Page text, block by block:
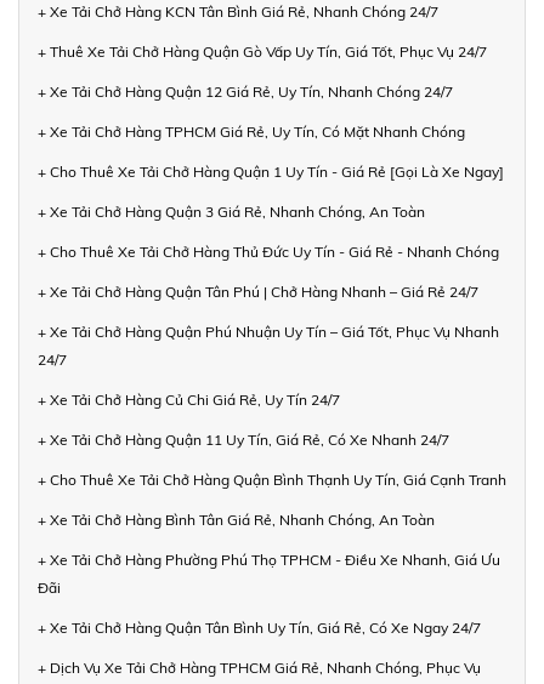
+ Xe Tải Chở Hàng KCN Tân Bình Giá Rẻ, Nhanh Chóng 24/7
+ Thuê Xe Tải Chở Hàng Quận Gò Vấp Uy Tín, Giá Tốt, Phục Vụ 24/7
+ Xe Tải Chở Hàng Quận 12 Giá Rẻ, Uy Tín, Nhanh Chóng 24/7
+ Xe Tải Chở Hàng TPHCM Giá Rẻ, Uy Tín, Có Mặt Nhanh Chóng
+ Cho Thuê Xe Tải Chở Hàng Quận 1 Uy Tín - Giá Rẻ [Gọi Là Xe Ngay]
+ Xe Tải Chở Hàng Quận 3 Giá Rẻ, Nhanh Chóng, An Toàn
+ Cho Thuê Xe Tải Chở Hàng Thủ Đức Uy Tín - Giá Rẻ - Nhanh Chóng
+ Xe Tải Chở Hàng Quận Tân Phú | Chở Hàng Nhanh – Giá Rẻ 24/7
+ Xe Tải Chở Hàng Quận Phú Nhuận Uy Tín – Giá Tốt, Phục Vụ Nhanh
24/7
+ Xe Tải Chở Hàng Củ Chi Giá Rẻ, Uy Tín 24/7
+ Xe Tải Chở Hàng Quận 11 Uy Tín, Giá Rẻ, Có Xe Nhanh 24/7
+ Cho Thuê Xe Tải Chở Hàng Quận Bình Thạnh Uy Tín, Giá Cạnh Tranh
+ Xe Tải Chở Hàng Bình Tân Giá Rẻ, Nhanh Chóng, An Toàn
+ Xe Tải Chở Hàng Phường Phú Thọ TPHCM - Điều Xe Nhanh, Giá Ưu
Đãi
+ Xe Tải Chở Hàng Quận Tân Bình Uy Tín, Giá Rẻ, Có Xe Ngay 24/7
+ Dịch Vụ Xe Tải Chở Hàng TPHCM Giá Rẻ, Nhanh Chóng, Phục Vụ